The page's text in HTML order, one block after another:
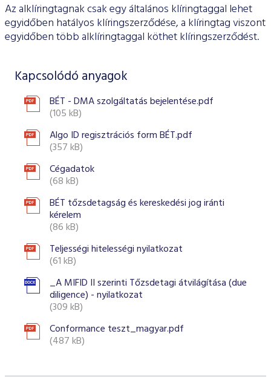
Az alklíringtagnak csak egy általános klíringtaggal lehet
egyidőben hatályos klíringszerződése, a klíringtag viszont
egyidőben több alklíringtaggal köthet klíringszerződést.
Kapcsolódó anyagok
BÉT - DMA szolgáltatás bejelentése.pdf
(105 kB)
Algo ID regisztrációs form BÉT.pdf
(357 kB)
Cégadatok
(68 kB)
BÉT tőzsdetagság és kereskedési jog iránti
kérelem
(86 kB)
Teljességi hitelességi nyilatkozat
(61 kB)
_A MIFID II szerinti Tőzsdetagi átvilágítása (due
diligence) - nyilatkozat
(309 kB)
Conformance teszt_magyar.pdf
(487 kB)